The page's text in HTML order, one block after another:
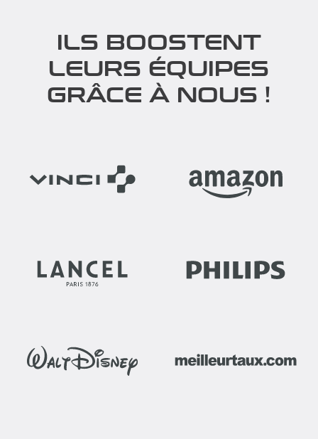
ILS BOOSTENT
LEURS ÉQUIPES
GRÂCE À NOUS !